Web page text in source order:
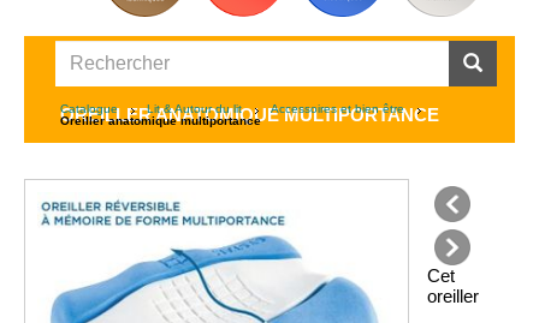
Catalogue Lit & Autour du lit
Accessoires et bien être
Oreiller anatomique multiportance
OREILLER ANATOMIQUE MULTIPORTANCE
précédent
suivant
Cet
oreiller